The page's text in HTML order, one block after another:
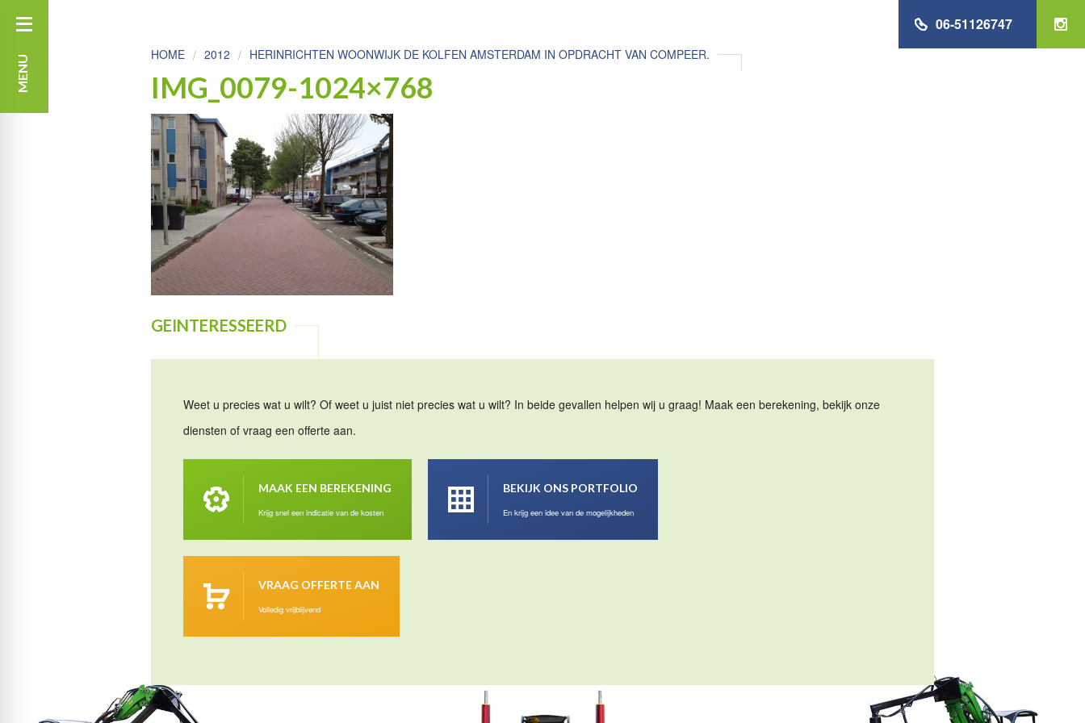
MENU
06-51126747
HOME 2012 HERINRICHTEN WOONWIJK DE KOLFEN AMSTERDAM IN OPDRACHT VAN COMPEER.
IMG_0079-1024×768
GEINTERESSEERD
Weet u precies wat u wilt? Of weet u juist niet precies wat u wilt? In beide gevallen helpen wij u graag! Maak een berekening, bekijk onze
diensten of vraag een offerte aan.
MAAK EEN BEREKENING
Krijg snel een indicatie van de kosten
BEKIJK ONS PORTFOLIO
En krijg een idee van de mogelijkheden
VRAAG OFFERTE AAN
Volledig vrijblijvend